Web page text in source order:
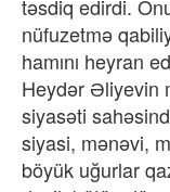
təsdiq edirdi.
nüfuzetmə
hamını heyran
Heydər Əliyevin
siyasəti
siyasi, mənəvi,
böyük uğurlar